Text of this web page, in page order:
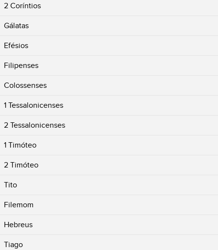
2 Coríntios
Gálatas
Efésios
Filipenses
Colossenses
1 Tessalonicenses
2 Tessalonicenses
1 Timóteo
2 Timóteo
Tito
Filemom
Hebreus
Tiago